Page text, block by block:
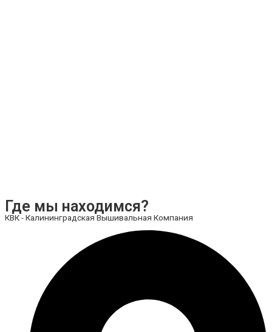
Где мы находимся?
КВК - Калининградская Вышивальная Компания